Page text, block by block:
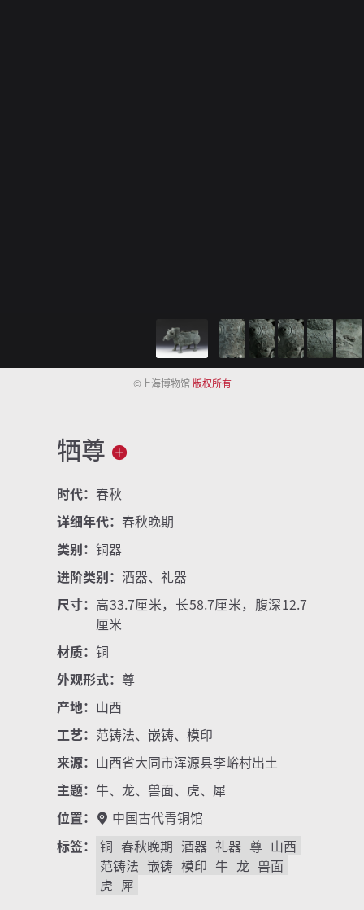
©上海博物馆版权所有
牺尊
时代： 春秋
详细年代： 春秋晚期
类别： 铜器
进阶类别： 酒器、礼器
尺寸： 高33.7厘米，长58.7厘米，腹深12.7
厘米
材质： 铜
外观形式： 尊
产地： 山西
工艺： 范铸法、嵌铸、模印
来源： 山西省大同市浑源县李峪村出土
主题： 牛、龙、兽面、虎、犀
位置：
中国古代青铜馆
标签：
铜 春秋晚期 酒器 礼器 尊 山西
范铸法 嵌铸 模印 牛 龙 兽面
虎 犀